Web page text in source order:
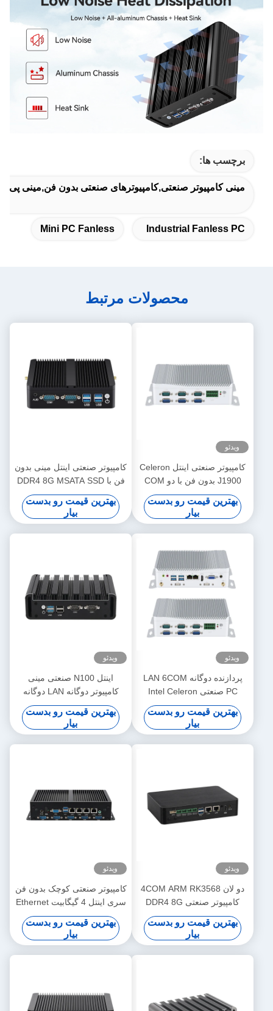
برچسب ها:
مینی کامپیوتر صنعتی,کامپیوترهای صنعتی بدون فن,مینی پی
Industrial Fanless PC
Mini PC Fanless
محصولات مرتبط
ویدئو
کامپیوتر صنعتی اینتل Celeron
J1900 بدون فن با دو COM
GPIO و DDR3L 8G
بهترین قیمت رو بدست
بیار
کامپیوتر صنعتی اینتل مینی بدون
فن با DDR4 8G MSATA SSD
Dual LAN HD Display Linux
بهترین قیمت رو بدست
بیار
ویدئو
پردازنده دوگانه LAN 6COM
PC صنعتی Intel Celeron
J1900 و پردازنده های سری
هسته ای
بهترین قیمت رو بدست
بیار
ویدئو
اینتل N100 صنعتی مینی
کامپیوتر دوگانه LAN دوگانه
COM DDR4 16G رم برای
صنعتی
بهترین قیمت رو بدست
بیار
ویدئو
دو لان 4COM ARM RK3568
کامپیوتر صنعتی DDR4 8G
EMMC 16G اندروید 11 mini
PC جاسازی شده
بهترین قیمت رو بدست
بیار
ویدئو
کامپیوتر صنعتی کوچک بدون فن
سری اینتل 4 گیگابیت Ethernet
LAN 6COM
بهترین قیمت رو بدست
بیار